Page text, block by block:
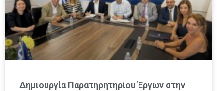
Δημιουργία Παρατηρητηρίου Έργων στην